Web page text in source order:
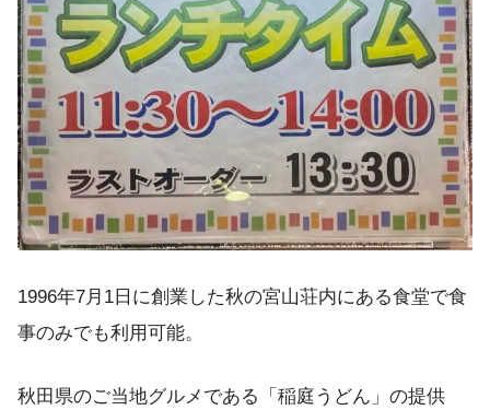
1996年7月1日に創業した秋の宮山荘内にある食堂で食
事のみでも利用可能。
秋田県のご当地グルメである「稲庭うどん」の提供